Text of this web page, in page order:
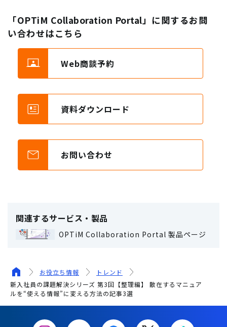
「OPTiM Collaboration Portal」に関するお問
い合わせはこちら
Web商談予約
資料ダウンロード
お問い合わせ
関連するサービス・製品
OPTiM Collaboration Portal 製品ページ
お役立ち情報
トレンド
新入社員の課題解決シリーズ 第3回【整理編】 散在するマニュア
ルを“使える情報”に変える方法の記事3選